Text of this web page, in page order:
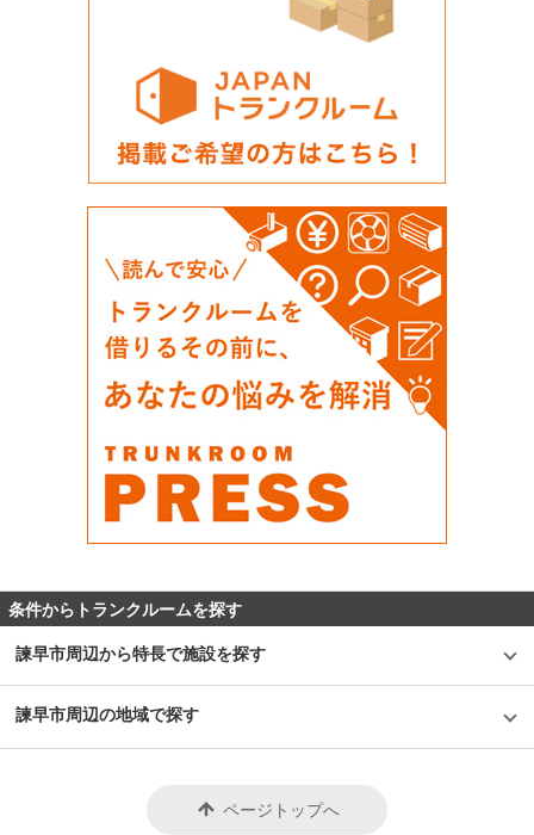
条件からトランクルームを探す
諫早市周辺から特長で施設を探す
諫早市周辺の地域で探す
ページトップへ